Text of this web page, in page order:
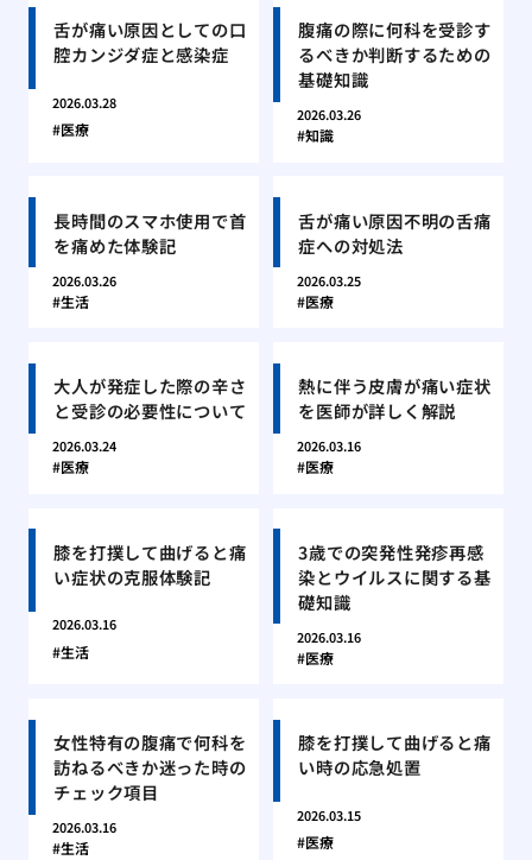
舌が痛い原因としての口
腔カンジダ症と感染症
2026.03.28
医療
腹痛の際に何科を受診す
るべきか判断するための
基礎知識
2026.03.26
知識
長時間のスマホ使用で首
を痛めた体験記
2026.03.26
生活
舌が痛い原因不明の舌痛
症への対処法
2026.03.25
医療
大人が発症した際の辛さ
と受診の必要性について
2026.03.24
医療
熱に伴う皮膚が痛い症状
を医師が詳しく解説
2026.03.16
医療
膝を打撲して曲げると痛
い症状の克服体験記
2026.03.16
生活
3歳での突発性発疹再感
染とウイルスに関する基
礎知識
2026.03.16
医療
女性特有の腹痛で何科を
訪ねるべきか迷った時の
チェック項目
2026.03.16
生活
膝を打撲して曲げると痛
い時の応急処置
2026.03.15
医療